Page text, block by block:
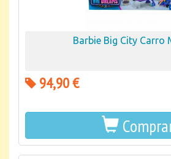
Barbie Big City Carro
94,90 €